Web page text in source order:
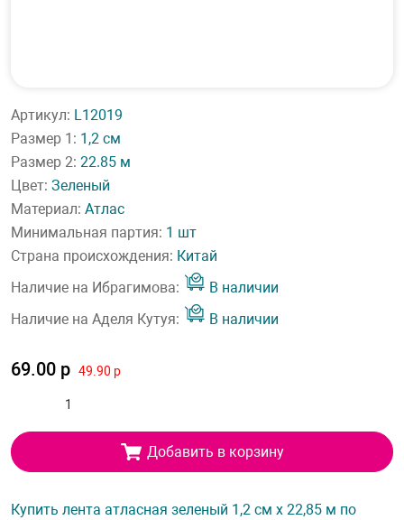
Артикул: L12019
Размер 1: 1,2 см
Размер 2: 22.85 м
Цвет: Зеленый
Материал: Атлас
Минимальная партия: 1 шт
Страна происхождения: Китай
Наличие на Ибрагимова:
В наличии
Наличие на Аделя Кутуя:
В наличии
69.00 р 49.90 р
Добавить в корзину
Купить лента атласная зеленый 1,2 см х 22,85 м по